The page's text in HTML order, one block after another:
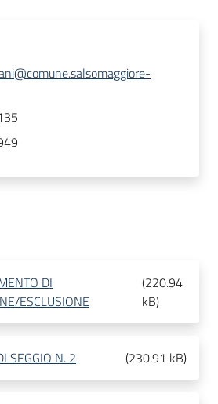
DI
ESCLUSIONE
(220.94
kB)
SEGGIO N. 2 (230.91 kB)